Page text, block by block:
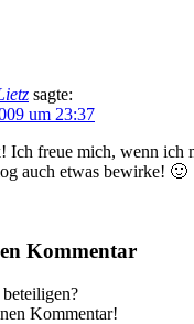
sagte:
um 23:37
Ich freue mich, wenn ich
auch etwas bewirke! 🙂
Kommentar
Kommentar!